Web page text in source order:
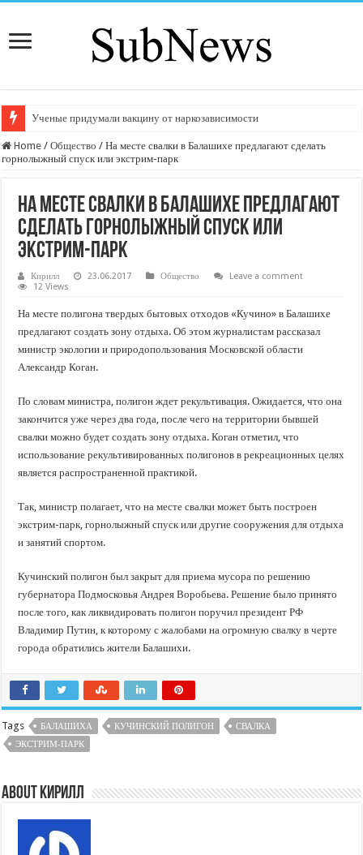
Ученые придумали вакцину от наркозависимости
Home / Общество / На месте свалки в Балашихе предлагают сделать
горнолыжный спуск или экстрим-парк
На месте свалки в Балашихе предлагают
сделать горнолыжный спуск или
экстрим-парк
Кирилл 23.06.2017 Общество
Leave a comment
12 Views
На месте полигона твердых бытовых отходов «Кучино» в Балашихе
предлагают создать зону отдыха. Об этом журналистам рассказал
министр экологии и природопользования Московской области
Александр Коган.
По словам министра, полигон ждет рекультивация. Ожидается, что она
закончится уже через два года, после чего на территории бывшей
свалки можно будет создать зону отдыха. Коган отметил, что
использование рекультивированных полигонов в рекреационных целях
является распространенной практикой.
Так, министр полагает, что на месте свалки может быть построен
экстрим-парк, горнолыжный спуск или другие сооружения для отдыха
и занятий спортом.
Кучинский полигон был закрыт для приема мусора по решению
губернатора Подмосковья Андрея Воробьева. Решение было принято
после того, как ликвидировать полигон поручил президент РФ
Владимир Путин, к которому с жалобами на огромную свалку в черте
города обратились жители Балашихи.
Tags БАЛАШИХА КУЧИНСКИЙ ПОЛИГОН
СВАЛКА
ЭКСТРИМ-ПАРК
About Кирилл